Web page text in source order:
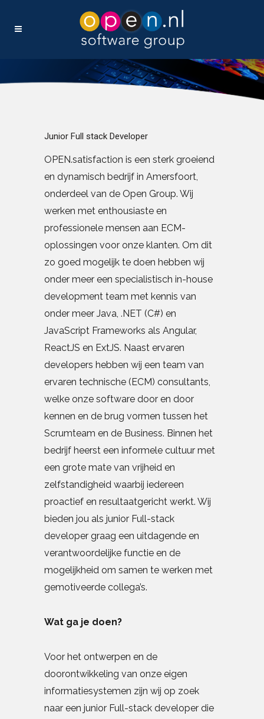
Junior Full stack Developer
OPEN.satisfaction is een sterk groeiend
en dynamisch bedrijf in Amersfoort,
onderdeel van de Open Group. Wij
werken met enthousiaste en
professionele mensen aan ECM-
oplossingen voor onze klanten. Om dit
zo goed mogelijk te doen hebben wij
onder meer een specialistisch in-house
development team met kennis van
onder meer Java, .NET (C#) en
JavaScript Frameworks als Angular,
ReactJS en ExtJS. Naast ervaren
developers hebben wij een team van
ervaren technische (ECM) consultants,
welke onze software door en door
kennen en de brug vormen tussen het
Scrumteam en de Business. Binnen het
bedrijf heerst een informele cultuur met
een grote mate van vrijheid en
zelfstandigheid waarbij iedereen
proactief en resultaatgericht werkt. Wij
bieden jou als junior Full-stack
developer graag een uitdagende en
verantwoordelijke functie en de
mogelijkheid om samen te werken met
gemotiveerde collega’s.
Wat ga je doen?
Voor het ontwerpen en de
doorontwikkeling van onze eigen
informatiesystemen zijn wij op zoek
naar een junior Full-stack developer die